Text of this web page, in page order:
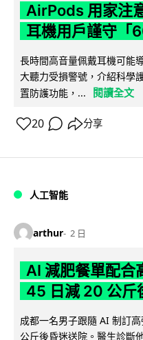
AirPods 用家注
耳機用戶謹守「
長時間高音量佩戴耳機可能
大聽力受損警號，介紹科學
置防護功能，...
閱讀全文
20 分享
人工智能
arthur 2 日
AI 減肥餐單配
45 日減 20 公斤
成都一名男子跟隨 AI 制訂
公斤後昏迷送院。醫生診斷